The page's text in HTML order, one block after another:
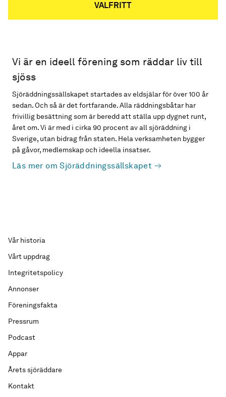
VALFRITT
Vi är en ideell förening som räddar liv till
sjöss
Sjöräddningssällskapet startades av eldsjälar för över 100 år
sedan. Och så är det fortfarande. Alla räddningsbåtar har
frivillig besättning som är beredd att ställa upp dygnet runt,
året om. Vi är med i cirka 90 procent av all sjöräddning i
Sverige, utan bidrag från staten. Hela verksamheten bygger
på gåvor, medlemskap och ideella insatser.
Läs mer om Sjöräddningssällskapet
Vår historia
Vårt uppdrag
Integritetspolicy
Annonser
Föreningsfakta
Pressrum
Podcast
Appar
Årets sjöräddare
Kontakt